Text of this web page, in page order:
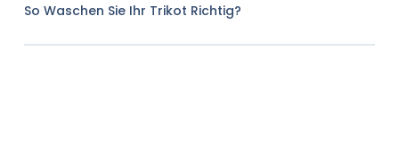
So Waschen Sie Ihr Trikot Richtig?